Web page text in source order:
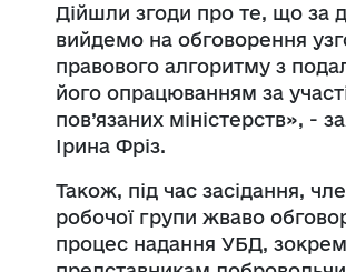
Дійшли згоди про те, що за
вийдемо на обговорення
правового алгоритму з
його опрацюванням за
пов’язаних міністерств», -
Ірина Фріз.
Також, під час засідання,
робочої групи жваво
процес надання УБД,